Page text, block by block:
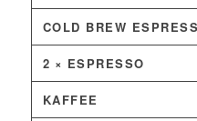
COLD BREW
2 × ESPRESSO
KAFFEE